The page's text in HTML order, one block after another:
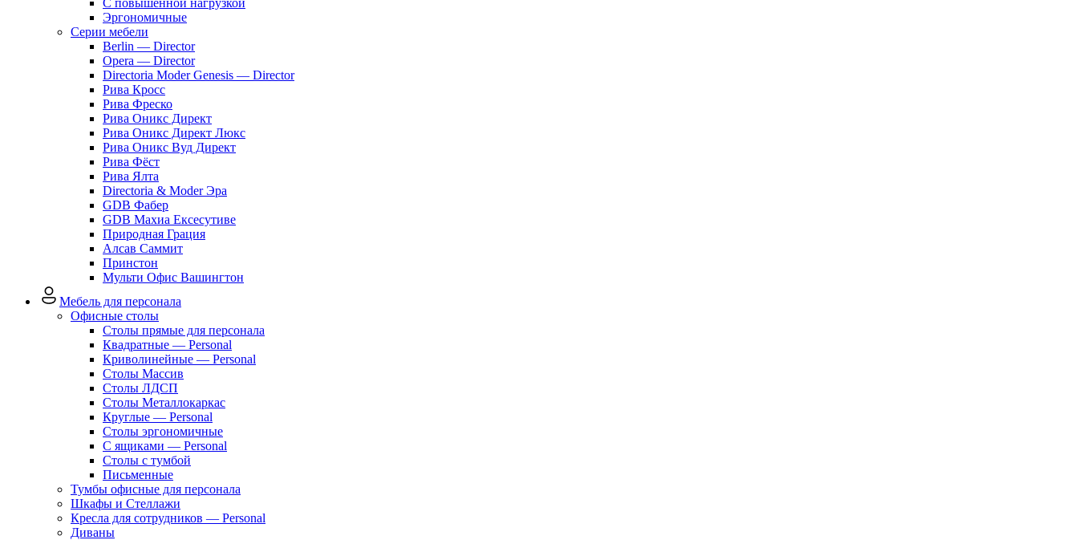
Эргономичные
Серии мебели
Berlin — Director
Opera — Director
Directoria Moder Genesis — Director
Рива Кросс
Рива Фреско
Рива Оникс Директ
Рива Оникс Директ Люкс
Рива Оникс Вуд Директ
Рива Фёст
Рива Ялта
Directoria & Moder Эра
GDB Фабер
GDB Махиа Ексесутиве
Природная Грация
Алсав Саммит
Принстон
Мульти Офис Вашингтон
Мебель для персонала
Офисные столы
Столы прямые для персонала
Квадратные — Personal
Криволинейные — Personal
Столы Массив
Столы ЛДСП
Столы Металлокаркас
Круглые — Personal
Столы эргономичные
С ящиками — Personal
Столы с тумбой
Письменные
Тумбы офисные для персонала
Шкафы и Стеллажи
Кресла для сотрудников — Personal
Диваны